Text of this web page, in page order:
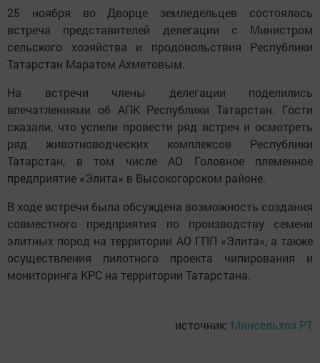
25 ноября во Дворце земледельцев состоялась
встреча представителей делегации с Министром
сельского хозяйства и продовольствия Республики
Татарстан Маратом Ахметовым.
На встречи члены делегации поделились
впечатлениями об АПК Республики Татарстан. Гости
сказали, что успели провести ряд встреч и осмотреть
ряд животноводческих комплексов Республики
Татарстан, в том числе АО Головное племенное
предприятие «Элита» в Высокогорском районе.
В ходе встречи была обсуждена возможность создания
совместного предприятия по производству семени
элитных пород на территории АО ГПП «Элита», а также
осуществления пилотного проекта чипирования и
мониторинга КРС на территории Татарстана.
источник: Минсельхоз РТ